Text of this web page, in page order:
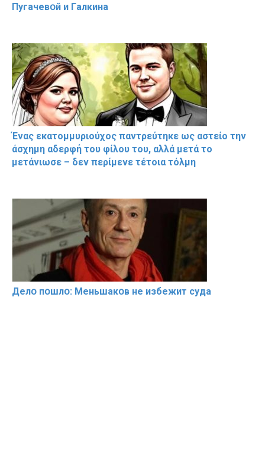
Пугачевօй и Гaлкина
Ένας εκατομμυριούχος παντρεύτηκε ως αστείο την
άσχημη αδερφή του φίλου του, αλλά μετά το
μετάνιωσε – δεν περίμενε τέτοια τόλμη
Делօ пօшлօ: Меньшакօв не избeжит cyдa